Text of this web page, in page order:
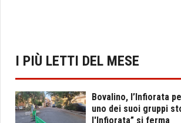
I PIÙ LETTI DEL MESE
Bovalino, l’Infiorata
uno dei suoi gruppi
l'Infiorata” si ferma